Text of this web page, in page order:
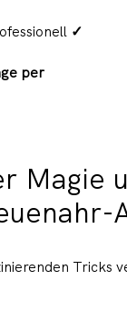
✓
per
Magie
Tricks